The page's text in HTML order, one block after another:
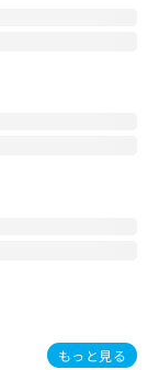
もっと見る